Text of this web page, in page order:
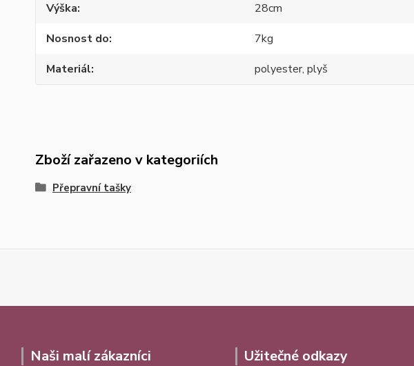
Výška
28cm
Nosnost do
7kg
Materiál
polyester, plyš
Zboží zařazeno v kategoriích
Přepravní tašky
Naši malí zákazníci Užitečné odkazy